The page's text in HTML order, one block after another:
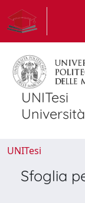
UNITesi
UNITesi
Sfoglia